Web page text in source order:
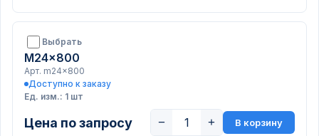
Выбрать
M24x800
Арт. m24x800
Доступно к заказу
Ед. изм.: 1 шт
Цена по запросу − + В корзину